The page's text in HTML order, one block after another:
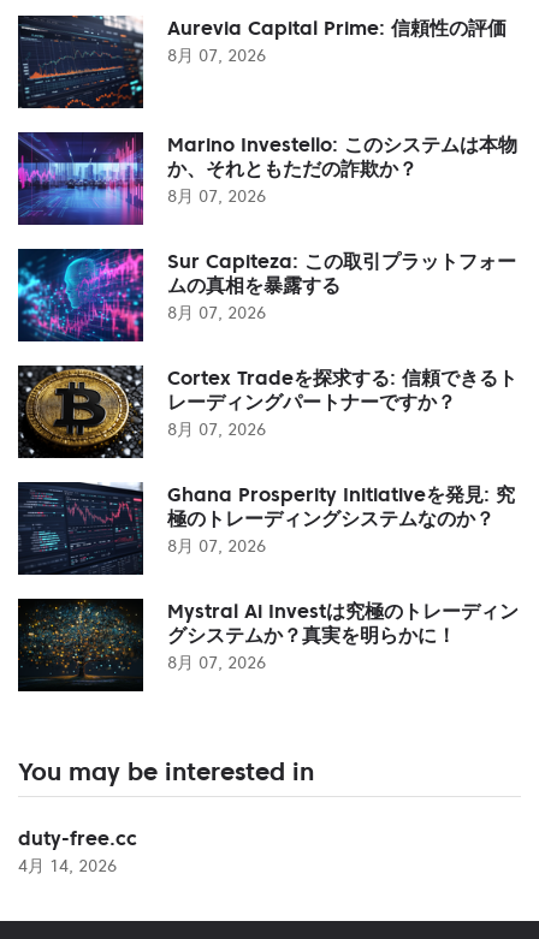
Aurevia Capital Prime: 信頼性の評価
8月 07, 2026
Marino Investello: このシステムは本物
か、それともただの詐欺か？
8月 07, 2026
Sur Capiteza: この取引プラットフォー
ムの真相を暴露する
8月 07, 2026
Cortex Tradeを探求する: 信頼できるト
レーディングパートナーですか？
8月 07, 2026
Ghana Prosperity Initiativeを発見: 究
極のトレーディングシステムなのか？
8月 07, 2026
Mystral Ai Investは究極のトレーディン
グシステムか？真実を明らかに！
8月 07, 2026
You may be interested in
duty-free.cc
4月 14, 2026